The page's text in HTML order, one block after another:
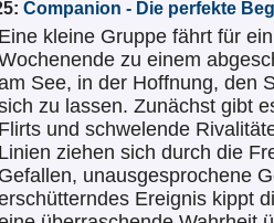
Companion - Die perfekte
Eine kleine Gruppe fährt für
zu einem
See, in der Hoffnung, den
zu lassen. Zunächst gibt
Flirts und schwelende
Linien ziehen sich durch die
Gefallen, unausgesprochene
Ereignis kippt